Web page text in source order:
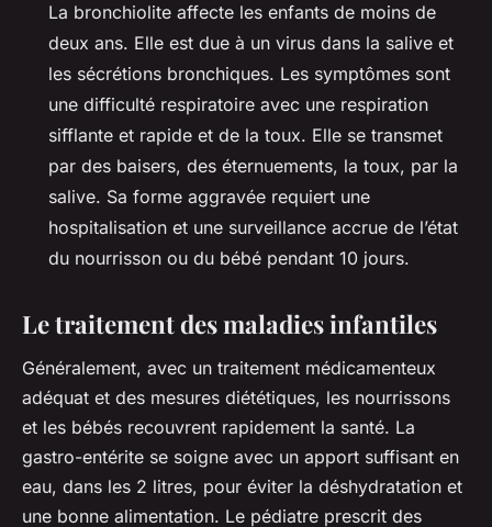
La bronchiolite affecte les enfants de moins de
deux ans. Elle est due à un virus dans la salive et
les sécrétions bronchiques. Les symptômes sont
une difficulté respiratoire avec une respiration
sifflante et rapide et de la toux. Elle se transmet
par des baisers, des éternuements, la toux, par la
salive. Sa forme aggravée requiert une
hospitalisation et une surveillance accrue de l’état
du nourrisson ou du bébé pendant 10 jours.
Le traitement des maladies infantiles
Généralement, avec un traitement médicamenteux
adéquat et des mesures diététiques, les nourrissons
et les bébés recouvrent rapidement la santé. La
gastro-entérite se soigne avec un apport suffisant en
eau, dans les 2 litres, pour éviter la déshydratation et
une bonne alimentation. Le pédiatre prescrit des